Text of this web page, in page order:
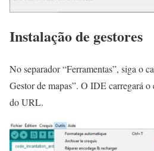
Instalação de gestores
No separador “Ferramentas”, siga o
Gestor de mapas”. O IDE carregará
do URL.